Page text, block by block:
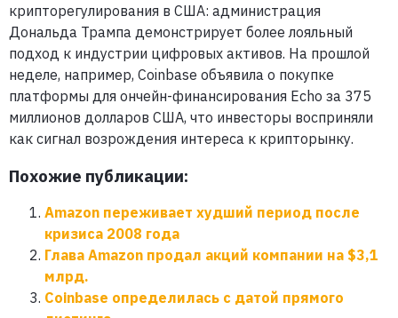
крипторегулирования в США: администрация
Дональда Трампа демонстрирует более лояльный
подход к индустрии цифровых активов. На прошлой
неделе, например, Coinbase объявила о покупке
платформы для ончейн-финансирования Echo за 375
миллионов долларов США, что инвесторы восприняли
как сигнал возрождения интереса к крипторынку.
Похожие публикации:
Amazon переживает худший период после
кризиса 2008 года
Глава Amazon продал акций компании на $3,1
млрд.
Coinbase определилась с датой прямого